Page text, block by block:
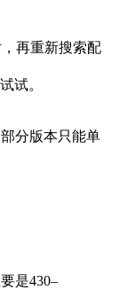
再重新搜索配
试。
分版本只能单
是430–